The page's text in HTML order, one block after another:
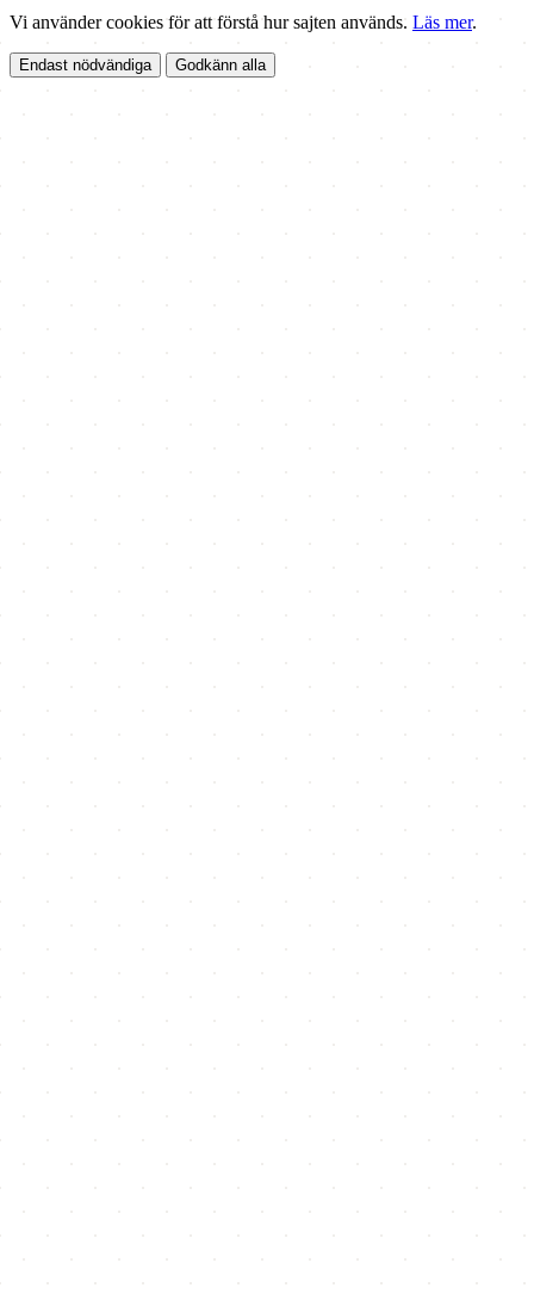
Vi använder cookies för att förstå hur sajten används. Läs mer.
Endast nödvändiga Godkänn alla